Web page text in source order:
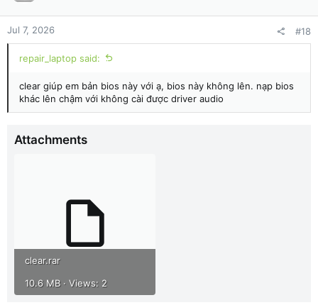
Jul 7, 2026 #18
repair_laptop said:
clear giúp em bản bios này với ạ, bios này không lên. nạp bios
khác lên chậm với không cài được driver audio
Attachments
clear.rar
10.6 MB · Views: 2